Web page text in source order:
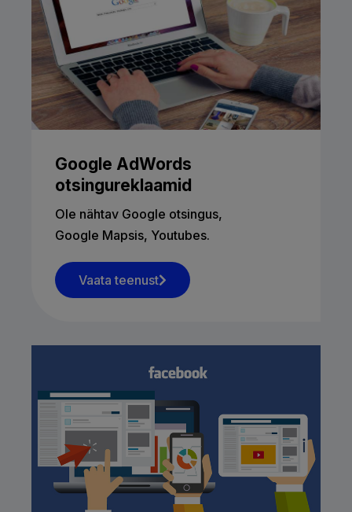
Google AdWords
otsingureklaamid
Ole nähtav Google otsingus,
Google Mapsis, Youtubes.
Vaata teenust